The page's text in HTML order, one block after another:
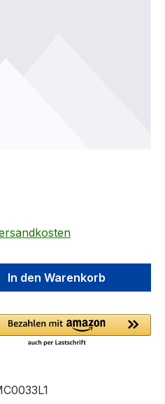
den
In den Warenkorb